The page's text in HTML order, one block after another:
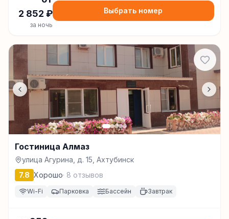
2 852 ₽
за ночь
Выбрать номер
Гостиница Алмаз
улица Агурина, д. 15, Ахтубинск
7.8 Хорошо· 8 отзывов
Wi-Fi Парковка Бассейн Завтрак